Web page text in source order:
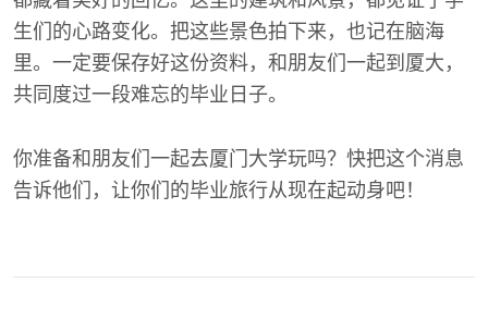
生们的心路变化。把这些景色拍下来，也记在脑海
里。一定要保存好这份资料，和朋友们一起到厦大，
共同度过一段难忘的毕业日子。
你准备和朋友们一起去厦门大学玩吗？快把这个消息
告诉他们，让你们的毕业旅行从现在起动身吧！